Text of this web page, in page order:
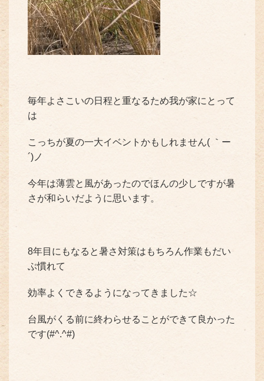
毎年よさこいの日程と重なるため我が家にとって
は
こっちが夏の一大イベントかもしれません( ｀ー
´)ノ
今年は薄雲と風があったのでほんの少しですが暑
さが和らいだように思います。
8年目にもなると暑さ対策はもちろん作業もだい
ぶ慣れて
効率よくできるようになってきました☆
台風がくる前に終わらせることができて良かった
です(#^.^#)